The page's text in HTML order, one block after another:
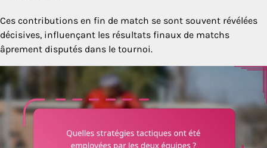
Ces contributions en fin de match se sont souvent révélées
décisives, influençant les résultats finaux de matchs
âprement disputés dans le tournoi.